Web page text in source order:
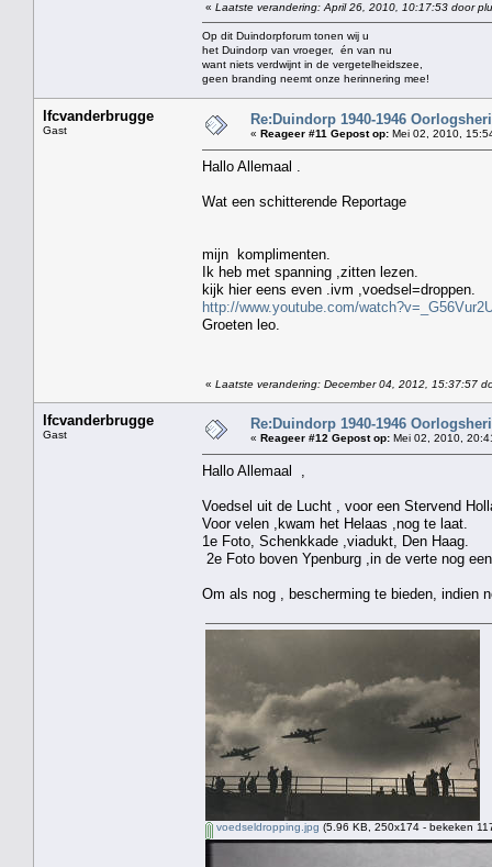
« Laatste verandering: April 26, 2010, 10:17:53 door
Op dit Duindorpforum tonen wij u
het Duindorp van vroeger, én van nu
want niets verdwijnt in de vergetelheidszee,
geen branding neemt onze herinnering mee!
lfcvanderbrugge
Gast
Re:Duindorp 1940-1946
« Reageer #11 Gepost op: Mei 02, 2010,
Hallo Allemaal .
Wat een schitterende Reportage
mijn komplimenten.
Ik heb met spanning ,zitten lezen.
kijk hier eens even .ivm ,voedsel=droppen.
http://www.youtube.com/
Groeten leo.
« Laatste verandering: December 04, 2012, 15:37:57
lfcvanderbrugge
Gast
Re:Duindorp 1940-1946
« Reageer #12 Gepost op: Mei 02, 2010,
Hallo Allemaal ,
Voedsel uit de Lucht , voor een Stervend
Voor velen ,kwam het Helaas ,nog te laat.
1e Foto, Schenkkade ,viadukt, Den Haag.
2e Foto boven Ypenburg ,in de verte nog
Om als nog , bescherming te bieden, indien
voedseldropping.jpg (5.96 KB, 250x174 - bekeken